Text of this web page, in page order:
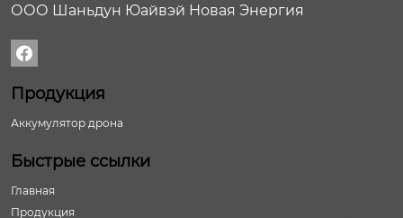
ООО Шаньдун Юайвэй Новая Энергия

Продукция
Аккумулятор дрона
Быстрые ссылки
Главная
Продукция